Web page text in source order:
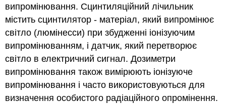
випромінювання. Сцинтиляційний лічильник
містить сцинтилятор - матеріал, який випромінює
світло (люмінесси) при збудженні іонізуючим
випромінюванням, і датчик, який перетворює
світло в електричний сигнал.Дозиметри
випромінювання також вимірюють іонізуюче
випромінювання і часто використовуються для
визначення особистого радіаційного опромінення.